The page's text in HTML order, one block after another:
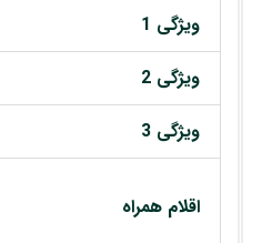
ویژگی 1
ویژگی 2
ویژگی 3
اقلام همراه